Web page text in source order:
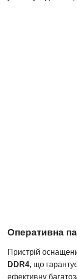
Оперативна
Пристрій
DDR4, що
ефективну